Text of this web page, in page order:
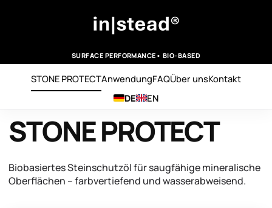
SURFACE PERFORMANCE• BIO-BASED
STONE PROTECTAnwendungFAQÜber unsKontakt
DE
EN
STONE PROTECT
Biobasiertes Steinschutzöl für saugfähige mineralische
Oberflächen – farbvertiefend und wasserabweisend.